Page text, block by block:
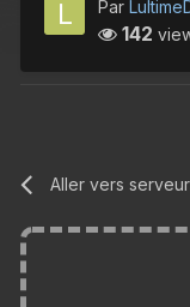
Par
142
Aller vers